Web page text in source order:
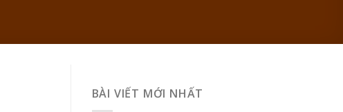
BÀI VIẾT MỚI NHẤT